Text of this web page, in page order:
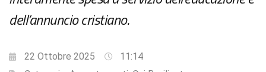
dell’annuncio cristiano.
22 Ottobre 2025
11:14